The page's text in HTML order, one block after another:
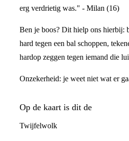
erg verdrietig was." - Milan (16)
Ben je boos? Dit hielp ons hierbij:
hard tegen een bal schoppen,
hardop zeggen tegen iemand die
Onzekerheid: je weet niet wat er
Op de kaart is dit de
Twijfelwolk